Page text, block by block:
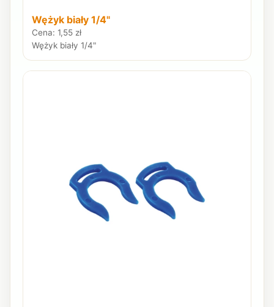
Wężyk biały 1/4"
Cena: 1,55 zł
Wężyk biały 1/4"